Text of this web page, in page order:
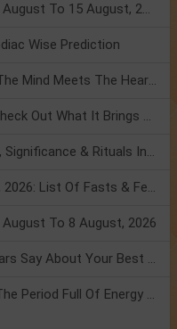
Numerology Weekly Horoscope: 9 August To 15 August, 2026
Wise Prediction
Mercury Transit In Cancer: When The Mind Meets The Heart!
Mercury Transit In Cancer 2026: Check Out What It Brings For You
Shravan Somvar Vrat 2026: Dates, Significance & Rituals In August
Weekly Horoscope 3 To 9 August, 2026: List Of Fasts & Festivals
To 8 August, 2026
Friendship Day 2026: What The Stars Say About Your Best Friend!
Mars Transit In Gemini: Embrace The Period Full Of Energy & Intelligence